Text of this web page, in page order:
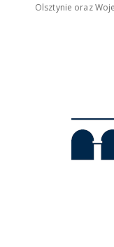
Olsztynie oraz